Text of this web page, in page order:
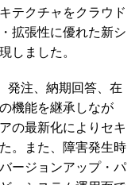
テクチャをクラウド
拡張性に優れた新シ
しました。
発注、納期回答、在
機能を継承しなが
の最新化によりセキ
。また、障害発生時
ージョンアップ・パ